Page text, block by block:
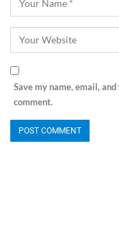
Save my name, email,
comment.